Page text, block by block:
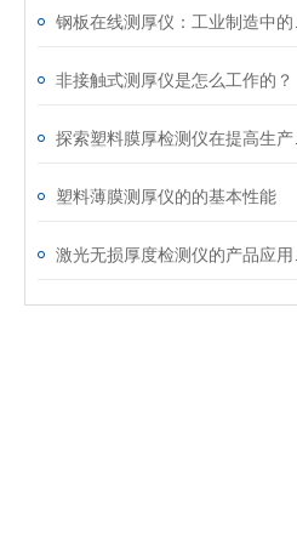
非接触式测厚仪是怎么工作的？
塑料薄膜测厚仪的的基本性能